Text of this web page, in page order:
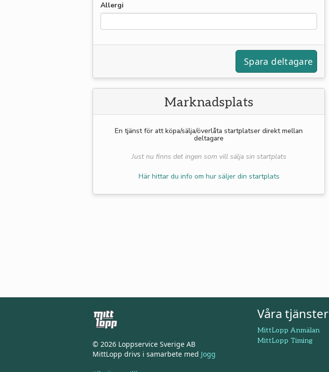
Allergi
Marknadsplats
En tjänst för att köpa/sälja/överlåta startplatser direkt mellan
deltagare
Just nu finns det ingen som vill sälja sin startplats
Här hittar du info om hur säljer din startplats
© 2026 Loppservice Sverige AB
MittLopp drivs i samarbete med Jogg
Våra tjänster
MittLopp Anmälan
MittLopp Timing